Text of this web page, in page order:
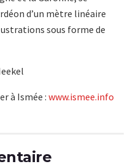
d’un mètre linéaire
sous forme de
à Ismée : www.ismee.info